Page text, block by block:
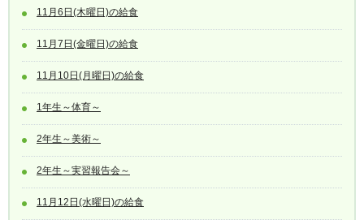
11月6日(木曜日)の給食
11月7日(金曜日)の給食
11月10日(月曜日)の給食
1年生～体育～
2年生～美術～
2年生～実習報告会～
11月12日(水曜日)の給食